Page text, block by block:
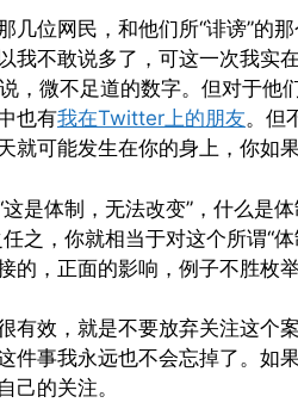
几位网民，和他们所“诽谤”的
我不敢说多了，可这一次我实
，微不足道的数字。但对于他
也有我在Twitter上的朋友。但
就可能发生在你的身上，你如
是体制，无法改变”，什么是
之，你就相当于对这个所谓“
，正面的影响，例子不胜枚举
有效，就是不要放弃关注这个
件事我永远也不会忘掉了。如
己的关注。